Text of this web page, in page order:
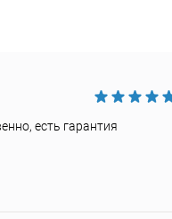
есть гарантия